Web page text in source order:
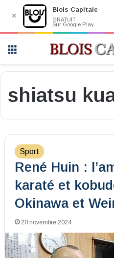
shiatsu
Sport
René Huin :
karaté et
Okinawa et
20 novembre 2024
✕
Blois Capitale
GRATUIT
Sur Google Play